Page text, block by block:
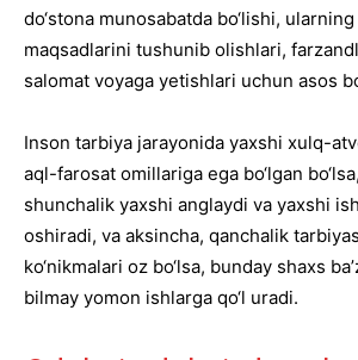
do‘stona munosabatda bo‘lishi,
maqsadlarini tushunib olishlari,
salomat voyaga yetishlari uchun asos
Inson tarbiya jarayonida yaxshi xulq-
aql-farosat omillariga ega bo‘lgan
shunchalik yaxshi anglaydi va yaxshi
oshiradi, va aksincha, qanchalik
ko‘nikmalari oz bo‘lsa, bunday shaxs
bilmay yomon ishlarga qo‘l uradi.